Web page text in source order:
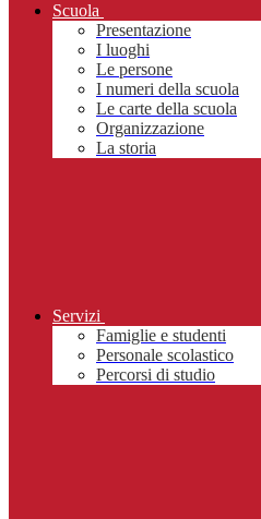
Scuola
Presentazione
I luoghi
Le persone
I numeri della scuola
Le carte della scuola
Organizzazione
La storia
Servizi
Famiglie e studenti
Personale scolastico
Percorsi di studio